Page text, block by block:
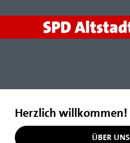
Herzlich willkommen!
ÜBER UNS